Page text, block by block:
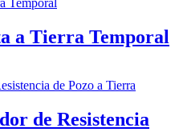
a Tierra Temporal
de Resistencia